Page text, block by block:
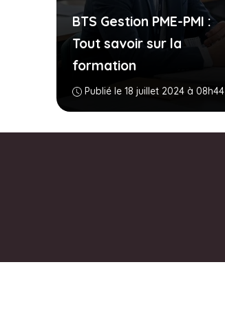
BTS Gestion PME-PMI :
Tout savoir sur la
formation
Publié le 18 juillet 2024 à 08h44